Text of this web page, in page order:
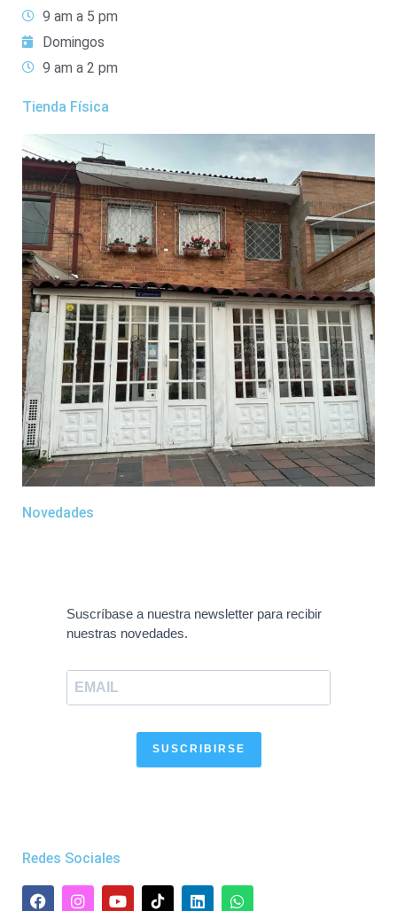
9 am a 5 pm
Domingos
9 am a 2 pm
Tienda Física
Novedades
Suscríbase a nuestra newsletter para recibir
nuestras novedades.
SUSCRIBIRSE
Redes Sociales
F
I
Y
L
W